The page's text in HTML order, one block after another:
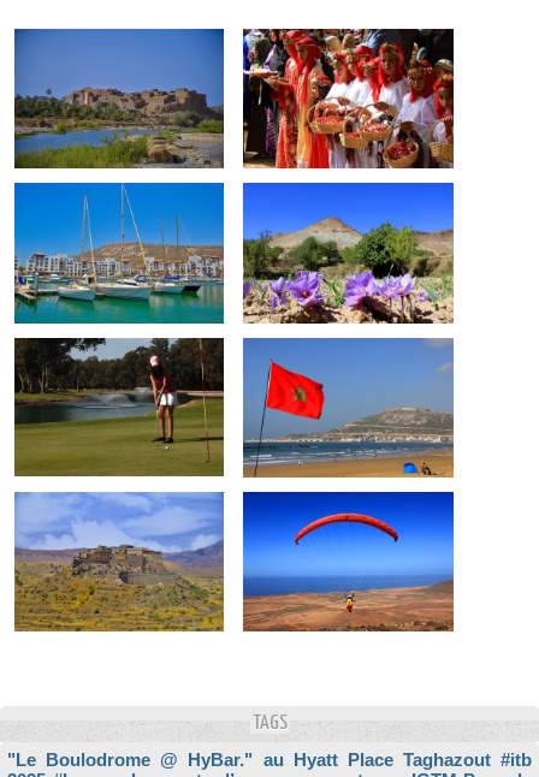
TAGS
"Le Boulodrome @ HyBar." au Hyatt Place Taghazout #itb